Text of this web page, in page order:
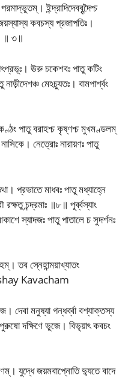
ইন্দ্রাদিদেববৃন্দৈশ্চ
কবচস্য প্রজাপতিঃ।
॥ ৩॥
ঊরু চকেশবঃ পাতু কটিং
মেঽচ্যুতঃ। বামপার্শ্বং
পাতু বরাহশ্চ কৃষ্ণশ্চ মুখমণ্ডলম্
নেত্রোঃ নারায়ণঃ পাতু
প্রভাতে মাধবঃ পাতু মধ্যাহ্নে
চন্দ্রমাঃ ॥৮॥ পূর্ব্বস্যাং
স্যাদজঃ পাতু পাতালে চ সুদর্শনঃ
তব স্নেহান্ময়াখ্যাতং
Kavacham
দেবা মনুষ্যা গন্ধৰ্ব্বা বশ্যাক্তস্য
পুরুষো দক্ষিণে ভুজে। বিভৃয়াৎ কবচং
যুদ্ধে জয়মবাপ্নোতি দ্যুতে বাদে